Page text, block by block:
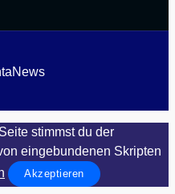
stimmst du der
eingebundenen Skripten
Akzeptieren